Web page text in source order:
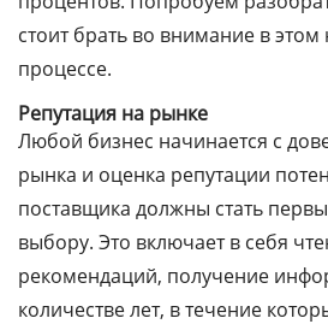
стоит брать во внимание в
процессе.
Репутация на рынке
Любой бизнес начинается с
рынка и оценка репутации
поставщика должны стать
выбору. Это включает в себя
рекомендаций, получение
количестве лет, в течение